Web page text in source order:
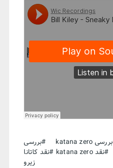
بررسی katana zero
بررسی
نقد katana zero
نقد کاتانا
زیرو